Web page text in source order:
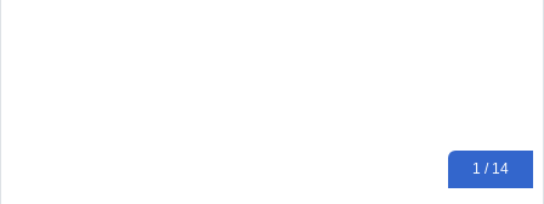
1 / 14